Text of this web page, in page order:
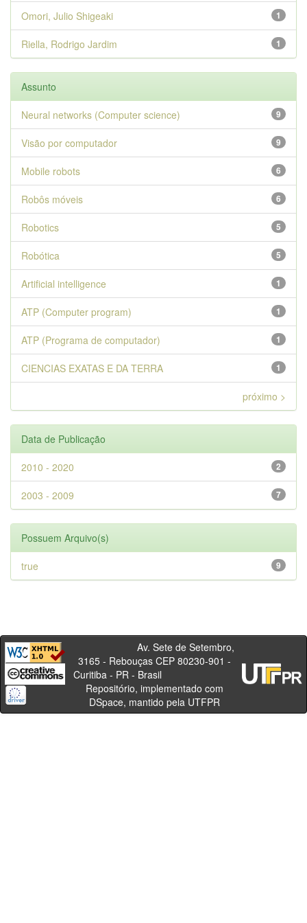
1
Omori, Julio Shigeaki
1
Riella, Rodrigo Jardim
Assunto
9
Neural networks (Computer science)
9
Visão por computador
6
Mobile robots
6
Robôs móveis
5
Robotics
5
Robótica
1
Artificial intelligence
1
ATP (Computer program)
1
ATP (Programa de computador)
1
CIENCIAS EXATAS E DA TERRA
próximo >
Data de Publicação
2
2010 - 2020
7
2003 - 2009
Possuem Arquivo(s)
9
true
Av. Sete de Setembro,
3165 - Rebouças CEP 80230-901 -
Curitiba - PR - Brasil
Repositório, implementado com
DSpace, mantido pela UTFPR